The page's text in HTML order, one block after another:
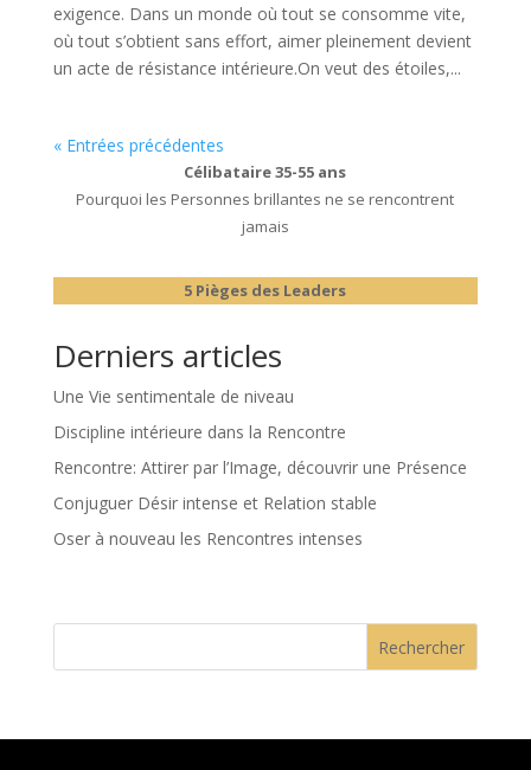
exigence. Dans un monde où tout se consomme vite,
où tout s’obtient sans effort, aimer pleinement devient
un acte de résistance intérieure.On veut des étoiles,...
« Entrées précédentes
Célibataire 35-55 ans
Pourquoi les Personnes brillantes ne se rencontrent
jamais
5 Pièges des Leaders
Derniers articles
Une Vie sentimentale de niveau
Discipline intérieure dans la Rencontre
Rencontre: Attirer par l’Image, découvrir une Présence
Conjuguer Désir intense et Relation stable
Oser à nouveau les Rencontres intenses
Rechercher